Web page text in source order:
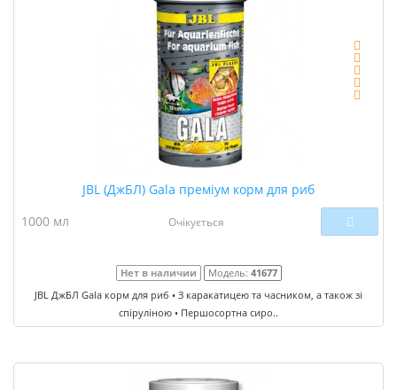
JBL (ДжБЛ) Gala преміум корм для риб
1000 мл
Очікується
Нет в наличии Модель: 41677
JBL ДжБЛ Gala корм для риб • З каракатицею та часником, а також зі
спіруліною • Першосортна сиро..